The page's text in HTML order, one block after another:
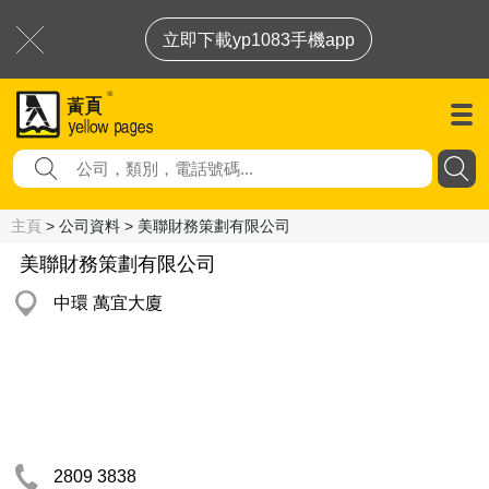
立即下載yp1083手機app
主頁 > 公司資料 > 美聯財務策劃有限公司
美聯財務策劃有限公司
中環 萬宜大廈
2809 3838